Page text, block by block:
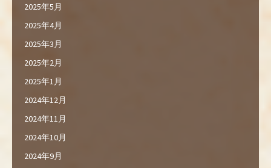
2025年5月
2025年4月
2025年3月
2025年2月
2025年1月
2024年12月
2024年11月
2024年10月
2024年9月